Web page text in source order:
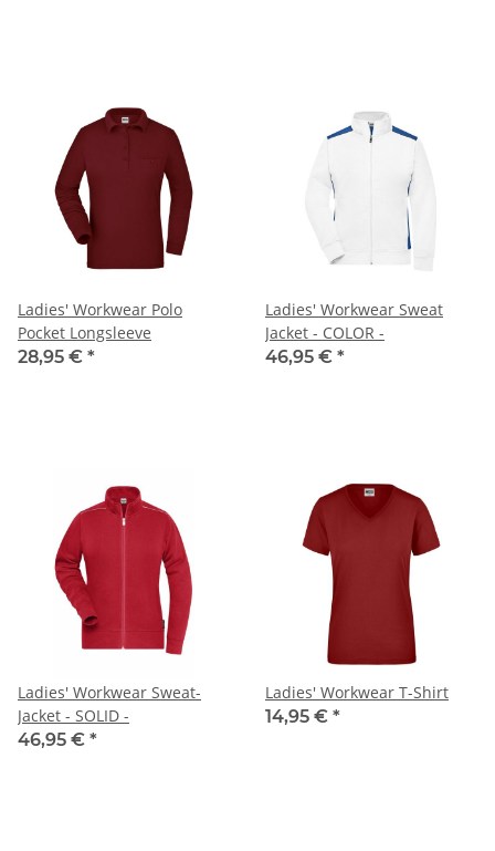
Ladies' Workwear Polo
Pocket Longsleeve
28,95 € *
Ladies' Workwear Sweat
Jacket - COLOR -
46,95 € *
Ladies' Workwear Sweat-
Jacket - SOLID -
46,95 € *
Ladies' Workwear T-Shirt
14,95 € *